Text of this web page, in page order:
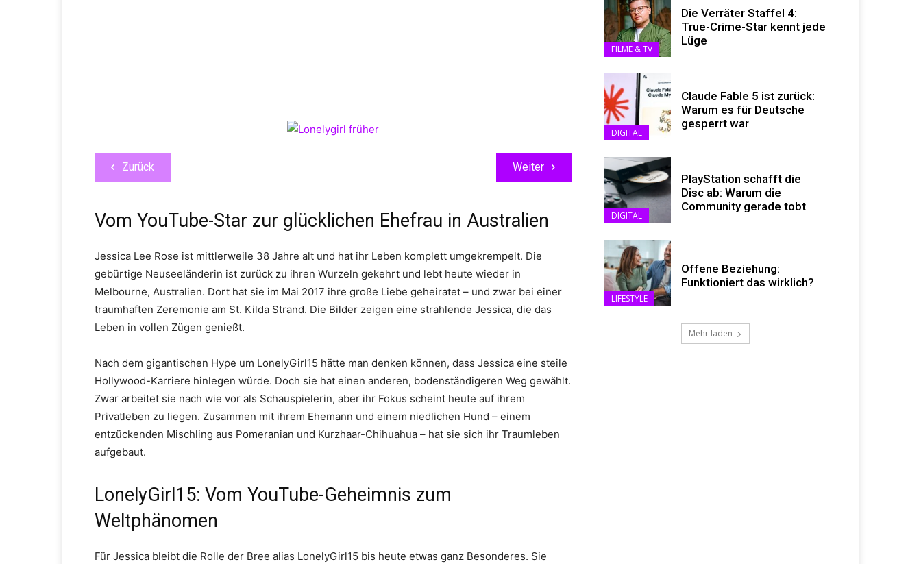
Zurück Weiter
Vom YouTube-Star zur glücklichen Ehefrau in Australien
Jessica Lee Rose ist mittlerweile 38 Jahre alt und hat ihr Leben komplett umgekrempelt. Die
gebürtige Neuseeländerin ist zurück zu ihren Wurzeln gekehrt und lebt heute wieder in
Melbourne, Australien. Dort hat sie im Mai 2017 ihre große Liebe geheiratet – und zwar bei einer
traumhaften Zeremonie am St. Kilda Strand. Die Bilder zeigen eine strahlende Jessica, die das
Leben in vollen Zügen genießt.
Nach dem gigantischen Hype um LonelyGirl15 hätte man denken können, dass Jessica eine steile
Hollywood-Karriere hinlegen würde. Doch sie hat einen anderen, bodenständigeren Weg gewählt.
Zwar arbeitet sie nach wie vor als Schauspielerin, aber ihr Fokus scheint heute auf ihrem
Privatleben zu liegen. Zusammen mit ihrem Ehemann und einem niedlichen Hund – einem
entzückenden Mischling aus Pomeranian und Kurzhaar-Chihuahua – hat sie sich ihr Traumleben
aufgebaut.
LonelyGirl15: Vom YouTube-Geheimnis zum
Weltphänomen
Für Jessica bleibt die Rolle der Bree alias LonelyGirl15 bis heute etwas ganz Besonderes. Sie
FILME & TV
Die Verräter Staffel 4:
True-Crime-Star kennt jede
Lüge
DIGITAL
Claude Fable 5 ist zurück:
Warum es für Deutsche
gesperrt war
DIGITAL
PlayStation schafft die
Disc ab: Warum die
Community gerade tobt
LIFESTYLE
Offene Beziehung:
Funktioniert das wirklich?
Mehr laden